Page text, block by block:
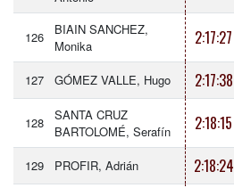
126
BIAIN SANCHEZ,
Monika
2:17:27
127 GÓMEZ VALLE, Hugo 2:17:38
128
SANTA CRUZ
BARTOLOMÉ, Serafín
2:18:15
129 PROFIR, Adrián 2:18:24